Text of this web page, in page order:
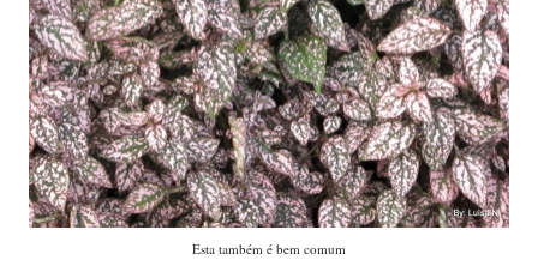
Esta também é bem comum